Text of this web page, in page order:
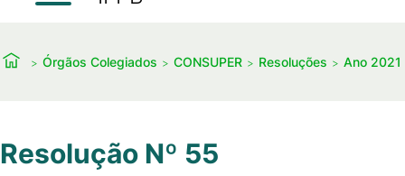
Órgãos Colegiados CONSUPER Resoluções Ano 2021
Resolução Nº 55